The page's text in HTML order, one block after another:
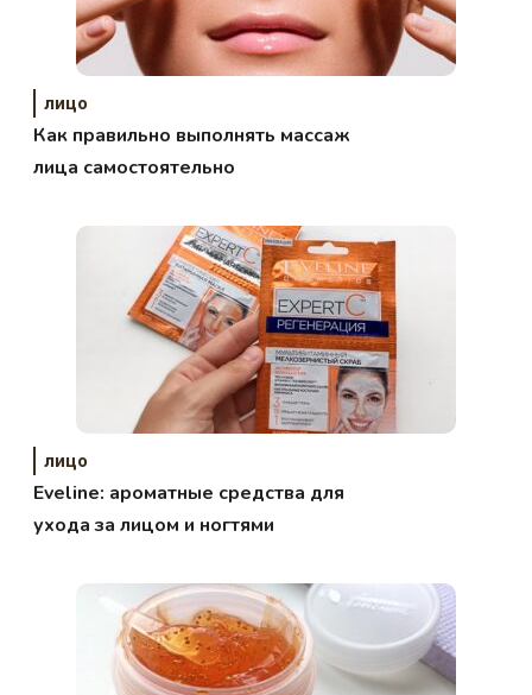
лицо
Как правильно выполнять массаж
лица самостоятельно
лицо
Eveline: ароматные средства для
ухода за лицом и ногтями